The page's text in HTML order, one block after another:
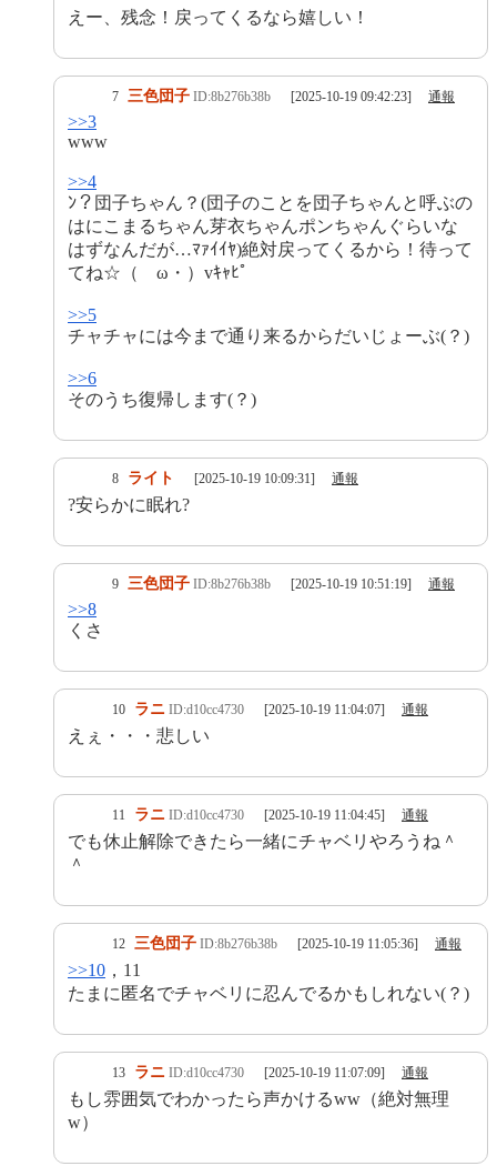
えー、残念！戻ってくるなら嬉しい！
7 三色団子 ID:8b276b38b [2025-10-19 09:42:23] 通報
>>3
www
>>4
ﾝ？団子ちゃん？(団子のことを団子ちゃんと呼ぶの
はにこまるちゃん芽衣ちゃんポンちゃんぐらいな
はずなんだが…ﾏｧｲｲﾔ)絶対戻ってくるから！待って
てね☆（ゝω・）vｷｬﾋﾟ
>>5
チャチャには今まで通り来るからだいじょーぶ(？)
>>6
そのうち復帰します(？)
8 ライト [2025-10-19 10:09:31] 通報
?安らかに眠れ?
9 三色団子 ID:8b276b38b [2025-10-19 10:51:19] 通報
>>8
くさ
10 ラニ ID:d10cc4730 [2025-10-19 11:04:07] 通報
えぇ・・・悲しい
11 ラニ ID:d10cc4730 [2025-10-19 11:04:45] 通報
でも休止解除できたら一緒にチャベリやろうね＾
＾
12 三色団子 ID:8b276b38b [2025-10-19 11:05:36] 通報
>>10 ，11
たまに匿名でチャベリに忍んでるかもしれない(？)
13 ラニ ID:d10cc4730 [2025-10-19 11:07:09] 通報
もし雰囲気でわかったら声かけるww（絶対無理
w）